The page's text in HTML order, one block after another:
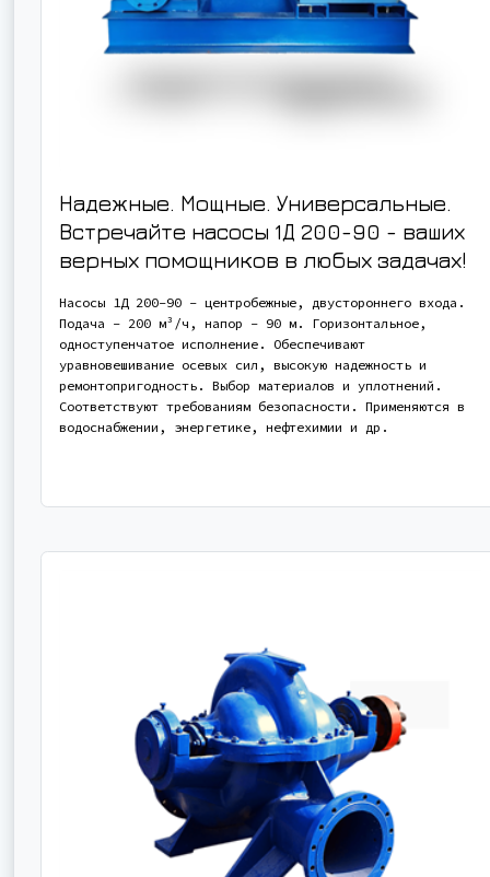
Надежные. Мощные. Универсальные.
Встречайте насосы 1Д 200-90 - ваших
верных помощников в любых задачах!
Насосы 1Д 200-90 - центробежные, двустороннего входа.
Подача - 200 м³/ч, напор - 90 м. Горизонтальное,
одноступенчатое исполнение. Обеспечивают
уравновешивание осевых сил, высокую надежность и
ремонтопригодность. Выбор материалов и уплотнений.
Соответствуют требованиям безопасности. Применяются в
водоснабжении, энергетике, нефтехимии и др.